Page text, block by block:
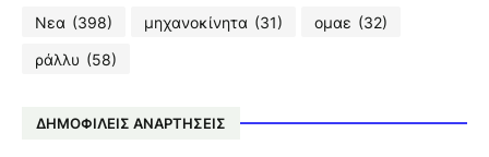
Νεα (398) μηχανοκίνητα (31) ομαε (32)
ράλλυ (58)
ΔΗΜΟΦΙΛΕΙΣ ΑΝΑΡΤΗΣΕΙΣ